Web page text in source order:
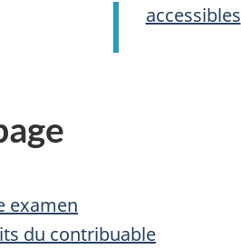
accessibles
examen
du contribuable